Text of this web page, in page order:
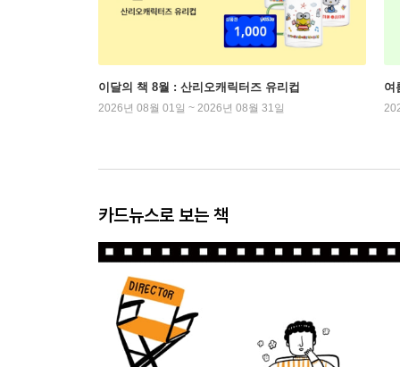
이달의 책 8월 : 산리오캐릭터즈 유리컵
2026년 08월 01일 ~ 2026년 08월 31일
여
카드뉴스로 보는 책